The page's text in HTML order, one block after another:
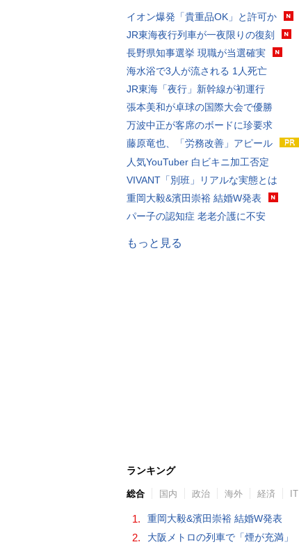
イオン爆発「貴重品OK」と許可か
JR東海夜行列車が一夜限りの復刻
長野県知事選挙 現職が当選確実
海水浴で3人が流される 1人死亡
JR東海「夜行」新幹線が初運行
張本美和が卓球の国際大会で優勝
万波中正が客席のボードに珍要求
藤原竜也、「労務改善」アピール
人気YouTuber 白ビキニ加工否定
VIVANT「別班」リアルな実態とは
重岡大毅&濱田崇裕 結婚W発表
パー子の認知症 老老介護に不安
もっと見る
ランキング
総合 国内 政治 海外 経済 IT
1. 重岡大毅&濱田崇裕 結婚W発表
2. 大阪メトロの列車で「煙が充満」